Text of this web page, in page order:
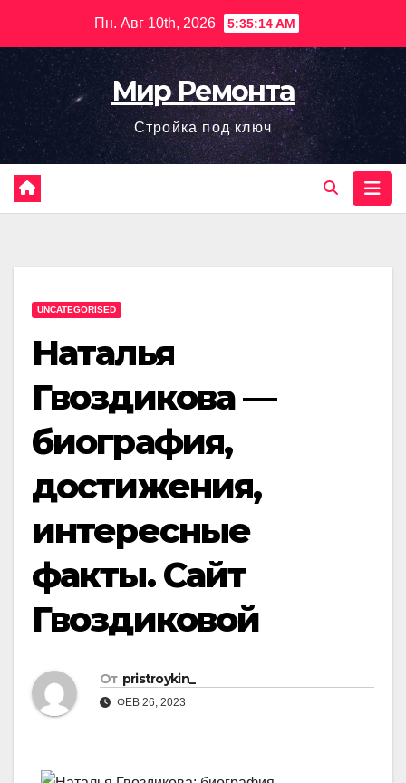
содержимому
Пн. Авг 10th, 2026 5:35:15 AM
Мир Ремонта
Стройка под ключ
UNCATEGORISED
Наталья
Гвоздикова —
биография,
достижения,
интересные
факты. Сайт
Гвоздиковой
От pristroykin_
ФЕВ 26, 2023